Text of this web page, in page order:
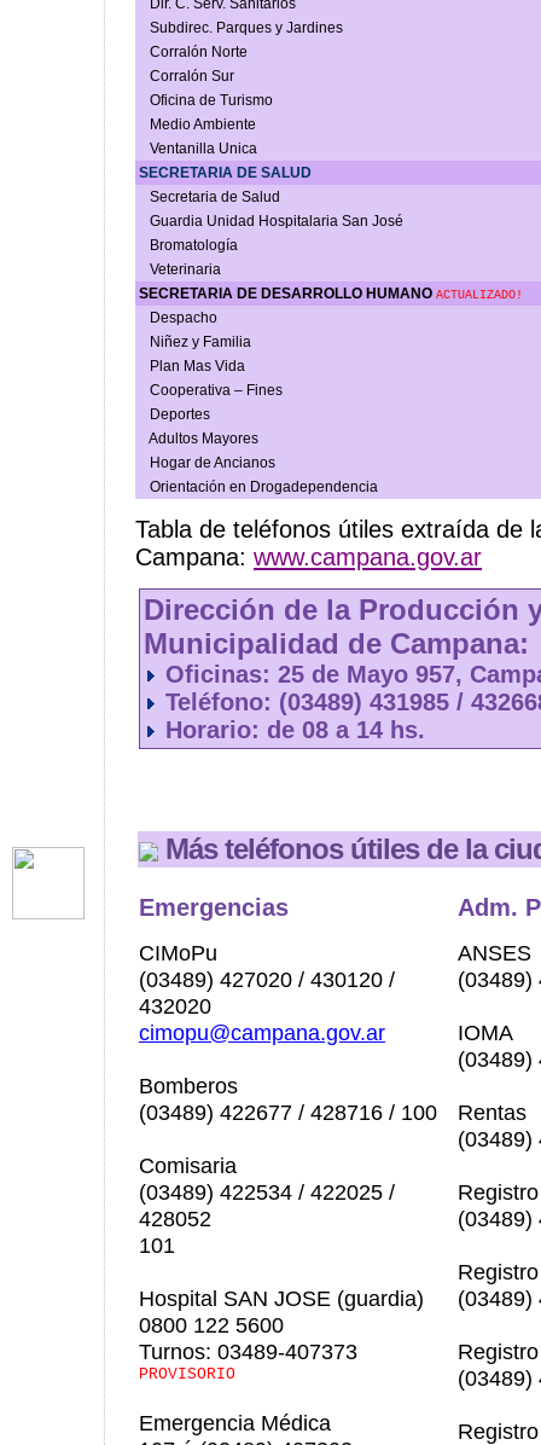
Dir. C. Serv. Sanitarios
Subdirec. Parques y Jardines
Corralón Norte
Corralón Sur
Oficina de Turismo
Medio Ambiente
Ventanilla Unica
SECRETARIA DE SALUD
Secretaria de Salud
Guardia Unidad Hospitalaria San José
Bromatología
Veterinaria
SECRETARIA DE DESARROLLO HUMANO ACTUALIZADO!
Despacho
Niñez y Familia
Plan Mas Vida
Cooperativa – Fines
Deportes
Adultos Mayores
Hogar de Ancianos
Orientación en Drogadependencia
Tabla de teléfonos útiles extraída de
Campana: www.campana.gov.ar
Dirección de la Producción
Municipalidad de Campana:
Oficinas: 25 de Mayo 957,
Teléfono: (03489) 431985 /
Horario: de 08 a 14 hs.
Más teléfonos útiles de la
Emergencias
CIMoPu
(03489) 427020 / 430120 /
432020
cimopu@campana.gov.ar
Bomberos
(03489) 422677 / 428716 / 100
Comisaria
(03489) 422534 / 422025 /
428052
101
Hospital SAN JOSE (guardia)
0800 122 5600
Turnos: 03489-407373
PROVISORIO
Emergencia Médica
Adm.
ANSES
(03489)
IOMA
(03489)
Rentas
(03489)
(03489)
(03489)
(03489)